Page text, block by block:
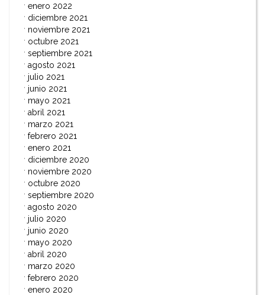
enero 2022
diciembre 2021
noviembre 2021
octubre 2021
septiembre 2021
agosto 2021
julio 2021
junio 2021
mayo 2021
abril 2021
marzo 2021
febrero 2021
enero 2021
diciembre 2020
noviembre 2020
octubre 2020
septiembre 2020
agosto 2020
julio 2020
junio 2020
mayo 2020
abril 2020
marzo 2020
febrero 2020
enero 2020